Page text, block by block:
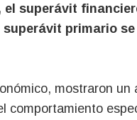
superávit
primario
mostraron un
comportamiento